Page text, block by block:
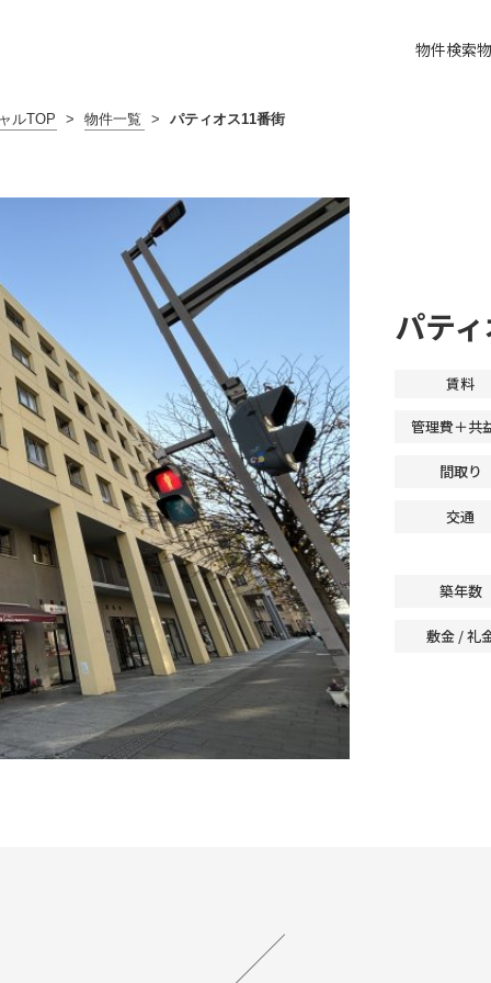
物件検索
ルTOP > 物件一覧 > パティオス11番街
パテ
賃料
管理費＋共
間取り
交通
築年数
敷金 / 礼